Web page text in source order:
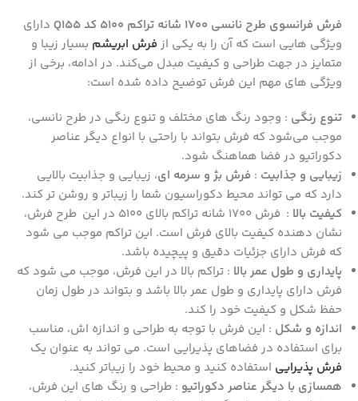
فرش فرانسوی طرح نانسی 1700 شانه تراکم 5100 کد Q155
دارای
ویژگی‌ هایی است که آن را به یکی از فرش‌ ابریشم بسیار زیبا و
متمایز در جهت طراحی و کیفیت مبدل می‌کند. در ادامه، برخی از
ویژگی‌ های مهم این فرش توضیح داده شده است:
تنوع رنگی : وجود رنگ‌ های مختلف و تنوع رنگی در طرح نانسی،
موجب می‌شود که فرش بتواند با راحتی با انواع دیگر عناصر
دکوراتیو در فضا هماهنگ شود.
زیبایی و جذابیت : فرش بژ و سرمه ای، زیبایی و جذابیت بالایی
دارد که می‌ تواند محیط دکوراسیون شما را زیباتر و روشن‌ تر کند.
کیفیت بالا
: فرش 1700 شانه تراکم بالای 5100 در این طرح فرش،
نشان‌ دهنده کیفیت بالای فرش است. این تراکم موجب می‌ شود
که فرش دارای جزئیات دقیق و پیچیده باشد.
پایداری و طول عمر بالا : تراکم بالا در این فرش، موجب می‌ شود که
فرش دارای پایداری و طول عمر بالا باشد و بتواند در طول زمان
حفظ شکل و کیفیت خود را کند.
اندازه و شکل : این فرش با توجه به طراحی و اندازه‌ اش، مناسب
برای استفاده در فضاهای پذیرایی است. می‌ تواند به عنوان یک
فرش پذیرایی استفاده کنید و محیط خود را زیباتر کنید.
همسازی با دیگر عناصر دکوراتیو : طراحی و رنگ‌ های این فرش،